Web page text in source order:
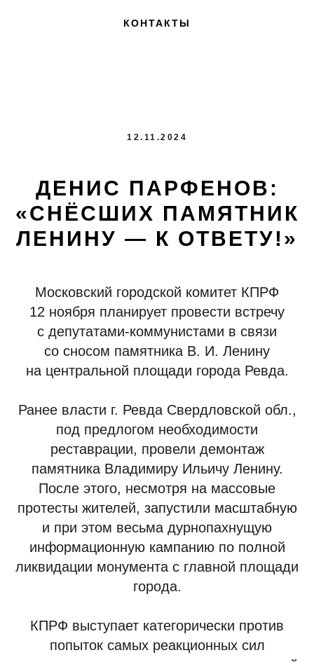
КОНТАКТЫ
12.11.2024
ДЕНИС ПАРФЕНОВ:
«СНЁСШИХ ПАМЯТНИК
ЛЕНИНУ — К ОТВЕТУ!»
Московский городской комитет КПРФ
12 ноября планирует провести встречу
с депутатами-коммунистами в связи
со сносом памятника В. И. Ленину
на центральной площади города Ревда.
Ранее власти г. Ревда Свердловской обл.,
под предлогом необходимости
реставрации, провели демонтаж
памятника Владимиру Ильичу Ленину.
После этого, несмотря на массовые
протесты жителей, запустили масштабную
и при этом весьма дурнопахнущую
информационную кампанию по полной
ликвидации монумента с главной площади
города.
КПРФ выступает категорически против
попыток самых реакционных сил